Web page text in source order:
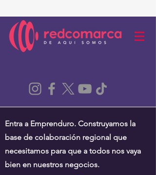
Entra a Emprenduro. Construyamos la
base de colaboración regional que
necesitamos para que a todos nos vaya
bien en nuestros negocios.